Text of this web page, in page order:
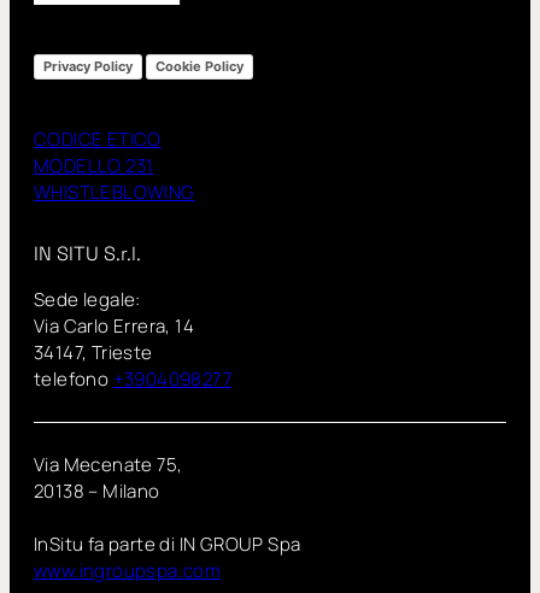
Privacy Policy Cookie Policy
CODICE ETICO
MODELLO 231
WHISTLEBLOWING
IN SITU S.r.l.
Sede legale:
Via Carlo Errera, 14
34147, Trieste
telefono +3904098277
Via Mecenate 75,
20138 – Milano
InSitu fa parte di IN GROUP Spa
www.ingroupspa.com